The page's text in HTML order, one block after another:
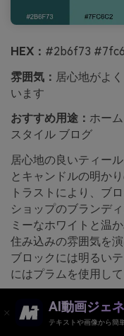
HEX： #2b6f73
雰囲気： 居心地がよ
います
おすすめ用途： ホー
スタイル ブログ
居心地の良いティー
とキャンドルの明か
トラストにより、ブ
ショップのブランデ
ミーなホワイトと温
住み込みの雰囲気を
ブロックには明るい
にはプラムを使用して
media.ioを使って生
AI動画ジェ
テキストや画像から簡